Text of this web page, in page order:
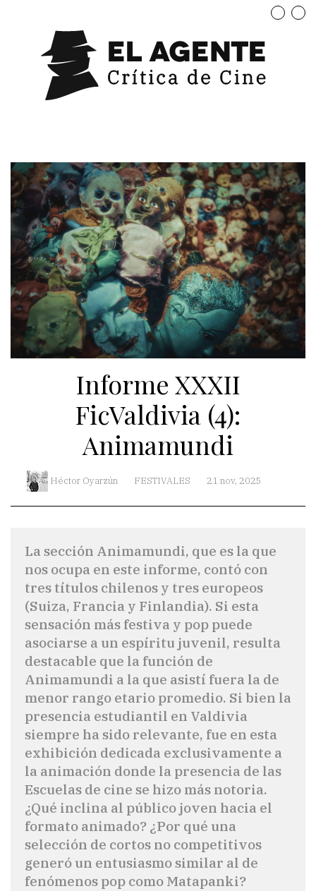
Informe XXXII
FicValdivia (4):
Animamundi
Héctor Oyarzún FESTIVALES 21 nov, 2025
La sección Animamundi, que es la que
nos ocupa en este informe, contó con
tres títulos chilenos y tres europeos
(Suiza, Francia y Finlandia). Si esta
sensación más festiva y pop puede
asociarse a un espíritu juvenil, resulta
destacable que la función de
Animamundi a la que asistí fuera la de
menor rango etario promedio. Si bien la
presencia estudiantil en Valdivia
siempre ha sido relevante, fue en esta
exhibición dedicada exclusivamente a
la animación donde la presencia de las
Escuelas de cine se hizo más notoria.
¿Qué inclina al público joven hacia el
formato animado? ¿Por qué una
selección de cortos no competitivos
generó un entusiasmo similar al de
fenómenos pop como Matapanki?